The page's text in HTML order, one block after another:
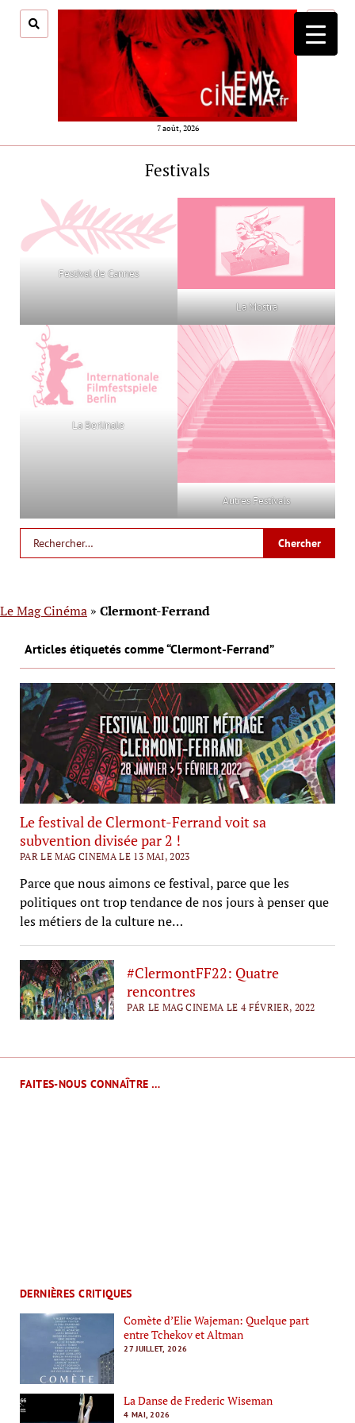
7 août, 2026
menu
Festivals
Festival de Cannes
La Mostra
La Berlinale
Autres Festivals
FAITES-NOUS CONNAÎTRE …
DERNIÈRES CRITIQUES
Comète d’Elie Wajeman: Quelque part
entre Tchekov et Altman
27 JUILLET, 2026
La Danse de Frederic Wiseman
4 MAI, 2026
Le Mag Cinéma » Clermont-Ferrand
Articles étiquetés comme “Clermont-Ferrand”
Le festival de Clermont-Ferrand voit sa
subvention divisée par 2 !
PAR LE MAG CINEMA LE 13 MAI, 2023
Parce que nous aimons ce festival, parce que les
politiques ont trop tendance de nos jours à penser que
les métiers de la culture ne…
#ClermontFF22: Quatre
rencontres
PAR LE MAG CINEMA LE 4 FÉVRIER, 2022